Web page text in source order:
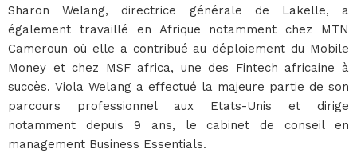
Sharon Welang, directrice générale de Lakelle, a
également travaillé en Afrique notamment chez MTN
Cameroun où elle a contribué au déploiement du Mobile
Money et chez MSF africa, une des Fintech africaine à
succès. Viola Welang a effectué la majeure partie de son
parcours professionnel aux Etats-Unis et dirige
notamment depuis 9 ans, le cabinet de conseil en
management Business Essentials.